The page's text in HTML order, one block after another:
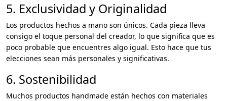
5. Exclusividad y Originalidad
Los productos hechos a mano son únicos. Cada pieza lleva
consigo el toque personal del creador, lo que significa que es
poco probable que encuentres algo igual. Esto hace que tus
elecciones sean más personales y significativas.
6. Sostenibilidad
Muchos productos handmade están hechos con materiales